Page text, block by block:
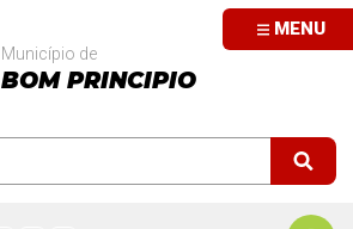
MENU
Município de
BOM PRINCIPIO